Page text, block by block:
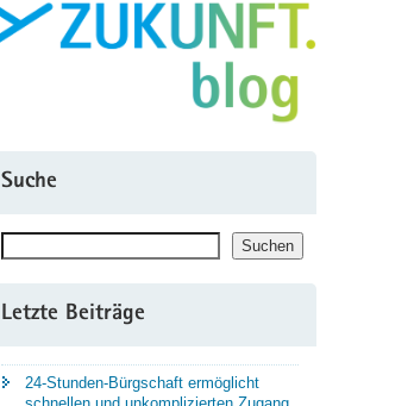
Suche
Suchen
Letzte Beiträge
24-Stunden-Bürgschaft ermöglicht